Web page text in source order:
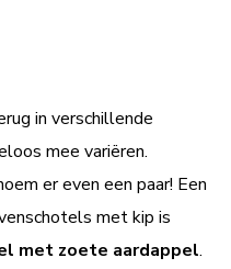
in verschillende
mee variëren.
er even een paar! Een
met kip is
met zoete aardappel.